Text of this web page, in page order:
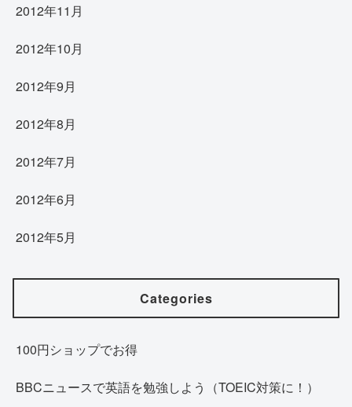
2012年11月
2012年10月
2012年9月
2012年8月
2012年7月
2012年6月
2012年5月
Categories
100円ショップでお得
BBCニュースで英語を勉強しよう（TOEIC対策に！）